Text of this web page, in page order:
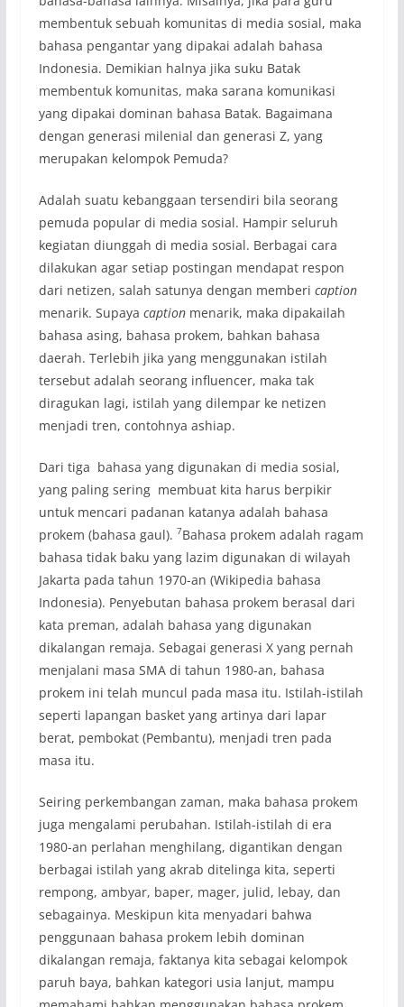
membentuk sebuah komunitas di media sosial, maka
bahasa pengantar yang dipakai adalah bahasa
Indonesia. Demikian halnya jika suku Batak
membentuk komunitas, maka sarana komunikasi
yang dipakai dominan bahasa Batak. Bagaimana
dengan generasi milenial dan generasi Z, yang
merupakan kelompok Pemuda?
Adalah suatu kebanggaan tersendiri bila seorang
pemuda popular di media sosial. Hampir seluruh
kegiatan diunggah di media sosial. Berbagai cara
dilakukan agar setiap postingan mendapat respon
dari netizen, salah satunya dengan memberi caption
menarik. Supaya captionmenarik, maka dipakailah
bahasa asing, bahasa prokem, bahkan bahasa
daerah. Terlebih jika yang menggunakan istilah
tersebut adalah seorang influencer, maka tak
diragukan lagi, istilah yang dilempar ke netizen
menjadi tren, contohnya ashiap.
Dari tiga bahasa yang digunakan di media sosial,
yang paling sering membuat kita harus berpikir
untuk mencari padanan katanya adalah bahasa
prokem (bahasa gaul). 7Bahasa prokem adalah ragam
bahasa tidak baku yang lazim digunakan di wilayah
Jakarta pada tahun 1970-an (Wikipedia bahasa
Indonesia). Penyebutan bahasa prokem berasal dari
kata preman, adalah bahasa yang digunakan
dikalangan remaja. Sebagai generasi X yang pernah
menjalani masa SMA di tahun 1980-an, bahasa
prokem ini telah muncul pada masa itu. Istilah-istilah
seperti lapangan basket yang artinya dari lapar
berat, pembokat (Pembantu), menjadi tren pada
masa itu.
Seiring perkembangan zaman, maka bahasa prokem
juga mengalami perubahan. Istilah-istilah di era
1980-an perlahan menghilang, digantikan dengan
berbagai istilah yang akrab ditelinga kita, seperti
rempong, ambyar, baper, mager, julid, lebay, dan
sebagainya. Meskipun kita menyadari bahwa
penggunaan bahasa prokem lebih dominan
dikalangan remaja, faktanya kita sebagai kelompok
paruh baya, bahkan kategori usia lanjut, mampu